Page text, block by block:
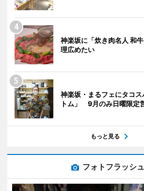
神楽坂に「炊き肉名人 和
理広めたい
神楽坂・まるフェにタコ
トム」 9月のみ日曜限定
もっと見る
フォトフラッシュ